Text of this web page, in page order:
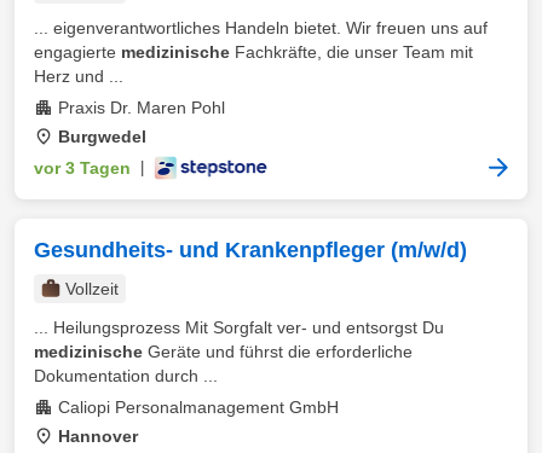
... eigenverantwortliches Handeln bietet. Wir freuen uns auf
engagierte medizinische Fachkräfte, die unser Team mit
Herz und ...
Praxis Dr. Maren Pohl
Burgwedel
vor 3 Tagen
Gesundheits- und Krankenpfleger (m/w/d)
Vollzeit
... Heilungsprozess Mit Sorgfalt ver- und entsorgst Du
medizinische Geräte und führst die erforderliche
Dokumentation durch ...
Caliopi Personalmanagement GmbH
Hannover